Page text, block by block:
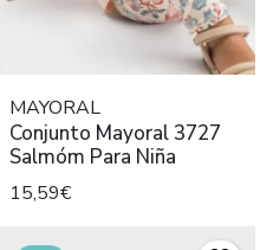
MAYORAL
Conjunto Mayoral 3727
Salmóm Para Niña
15,59€